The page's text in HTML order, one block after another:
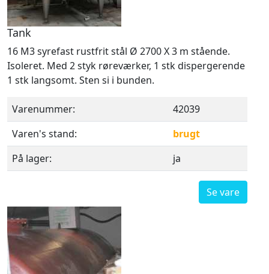
Tank
16 M3 syrefast rustfrit stål Ø 2700 X 3 m stående.
Isoleret. Med 2 styk røreværker, 1 stk dispergerende
1 stk langsomt. Sten si i bunden.
Varenummer:
42039
Varen's stand:
brugt
På lager:
ja
Se vare